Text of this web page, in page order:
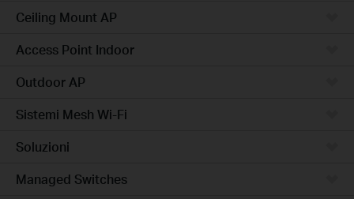
Ceiling Mount AP
Access Point Indoor
Outdoor AP
Sistemi Mesh Wi-Fi
Soluzioni
Managed Switches